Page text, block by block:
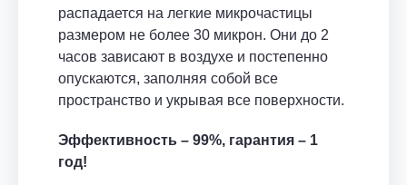
распадается на легкие микрочастицы
размером не более 30 микрон. Они до 2
часов зависают в воздухе и постепенно
опускаются, заполняя собой все
пространство и укрывая все поверхности.
Эффективность – 99%, гарантия – 1
год!